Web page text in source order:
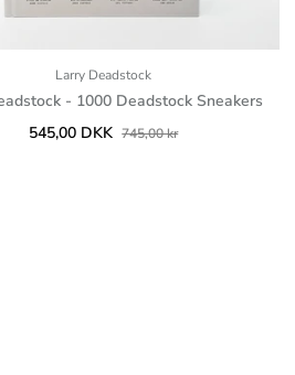
Larry Deadstock
- 1000 Deadstock Sneakers
545,00 DKK 745,00 kr